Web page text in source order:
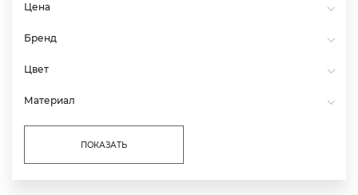
Цена
Бренд
Цвет
Материал
ПОКАЗАТЬ